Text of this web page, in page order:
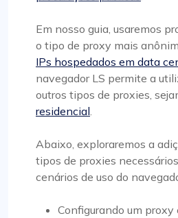
Em nosso guia, usaremos
o tipo de proxy mais
IPs hospedados em data
navegador LS permite a
outros tipos de proxies,
residencial.
Abaixo, exploraremos a
tipos de proxies
cenários de uso do
Configurando um proxy